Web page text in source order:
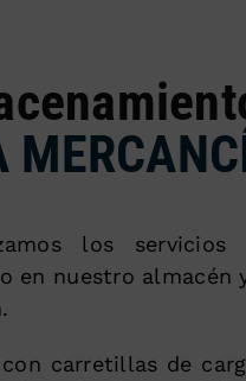
los
en nuestro almacén
carretillas de